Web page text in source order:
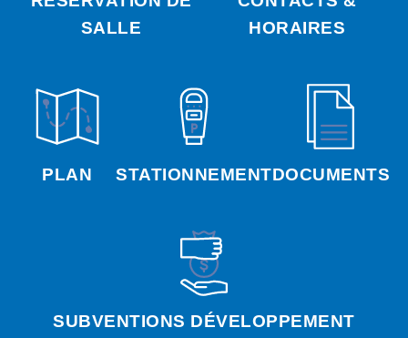
SALLE
HORAIRES
PLAN STATIONNEMENTDOCUMENTS
SUBVENTIONS DÉVELOPPEMENT